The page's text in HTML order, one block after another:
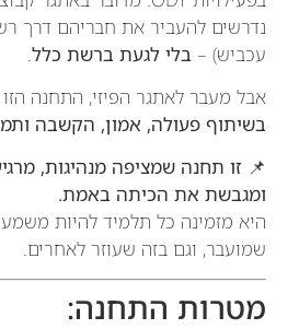
נדרשים להעביר את חבריהם דרך
עכביש) – בלי לגעת ברשת כלל
אבל מעבר לאתגר הפיזי, התחנה
בשיתוף פעולה, אמון, הקשבה
📌 זו תחנה שמציפה מנהיגות,
ומגבשת את הכיתה באמת.
היא מזמינה כל תלמיד להיות
שמועבר, וגם בזה שעוזר לאחרים.
מטרות התחנה: